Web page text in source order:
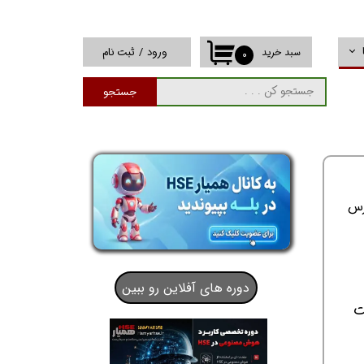
جستجو
۰ سبد خرید ورود / ثبت نام
حساب کاربری من
تغییر گذر واژه
خروج از حساب
کاربری
دوره های آفلاین رو ببین